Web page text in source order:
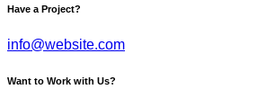
Have a Project?
info@website.com
Want to Work with Us?